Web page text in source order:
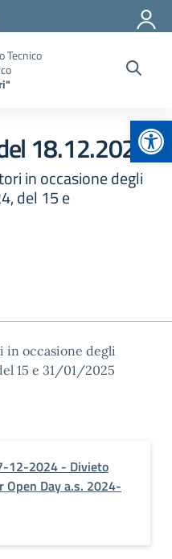
Tecnico
18.12.2024
in occasione degli
del 15 e
in occasione degli
15 e 31/01/2025
12-2024 - Divieto
Open Day a.s. 2024-